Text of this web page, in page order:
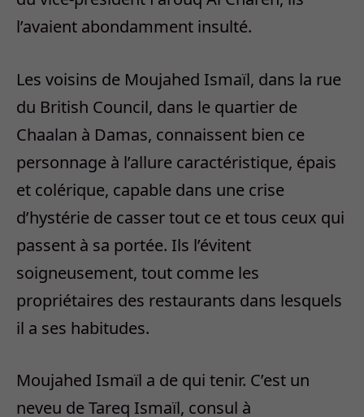
l’avaient abondamment insulté.
Les voisins de Moujahed Ismaïl, dans la rue
du British Council, dans le quartier de
Chaalan à Damas, connaissent bien ce
personnage à l’allure caractéristique, épais
et colérique, capable dans une crise
d’hystérie de casser tout ce et tous ceux qui
passent à sa portée. Ils l’évitent
soigneusement, tout comme les
propriétaires des restaurants dans lesquels
il a ses habitudes.
Moujahed Ismaïl a de qui tenir. C’est un
neveu de Tareq Ismaïl, consul à